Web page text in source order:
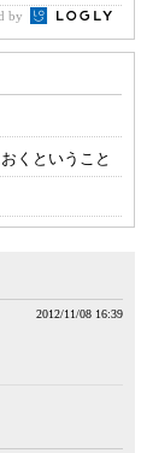
by
くということ
2012/11/08 16:39